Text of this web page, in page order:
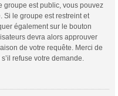
groupe est public, vous pouvez
Si le groupe est restreint et
également sur le bouton
devra alors approuver
de votre requête. Merci de
refuse votre demande.